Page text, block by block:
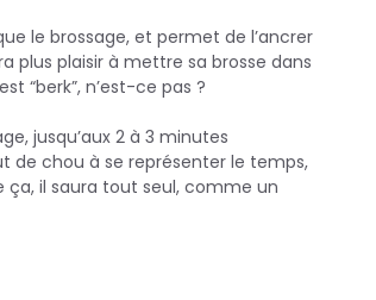
le brossage, et permet de l’ancrer
plus plaisir à mettre sa brosse dans
“berk”, n’est-ce pas ?
jusqu’aux 2 à 3 minutes
de chou à se représenter le temps,
ça, il saura tout seul, comme un